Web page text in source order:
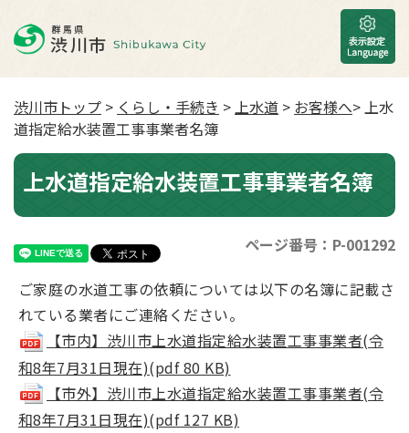
渋川市トップ > くらし・手続き >上水道 > お客様へ> 上水
道指定給水装置工事事業者名簿
上水道指定給水装置工事事業者名簿
ページ番号：P-001292
ご家庭の水道工事の依頼については以下の名簿に記載さ
れている業者にご連絡ください。
【市内】渋川市上水道指定給水装置工事事業者(令
和8年7月31日現在)(pdf 80 KB)
【市外】渋川市上水道指定給水装置工事事業者(令
和8年7月31日現在)(pdf 127 KB)